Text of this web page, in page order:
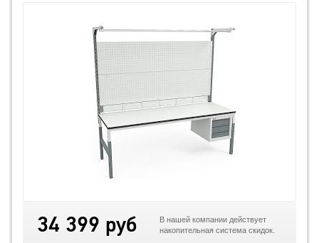
34 399 руб
В нашей компании действует
накопительная система скидок.